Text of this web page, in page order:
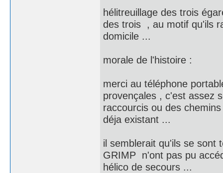
hélitreuillage des trois
des trois , au motif qu'ils
domicile ...
morale de l'histoire :
merci au téléphone
provençales , c'est assez
raccourcis ou des
déja existant ...
il semblerait qu'ils se
GRIMP n'ont pas pu
hélico de secours ...